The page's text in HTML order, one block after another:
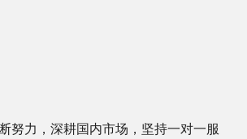
努力，深耕国内市场，坚持一对一服